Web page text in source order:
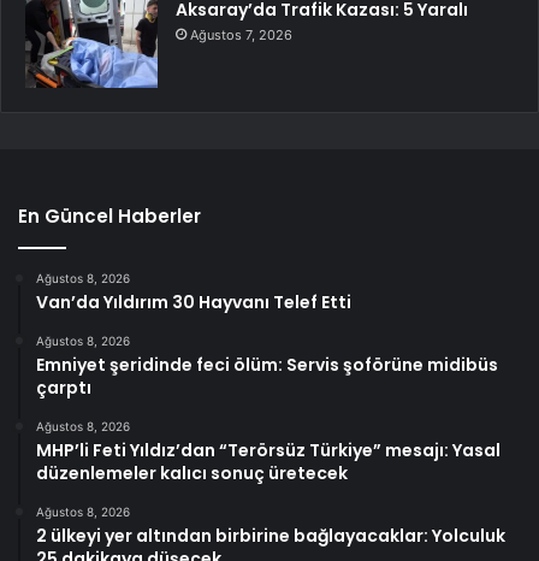
Aksaray’da Trafik Kazası: 5 Yaralı
Ağustos 7, 2026
En Güncel Haberler
Ağustos 8, 2026
Van’da Yıldırım 30 Hayvanı Telef Etti
Ağustos 8, 2026
Emniyet şeridinde feci ölüm: Servis şoförüne midibüs
çarptı
Ağustos 8, 2026
MHP’li Feti Yıldız’dan “Terörsüz Türkiye” mesajı: Yasal
düzenlemeler kalıcı sonuç üretecek
Ağustos 8, 2026
2 ülkeyi yer altından birbirine bağlayacaklar: Yolculuk